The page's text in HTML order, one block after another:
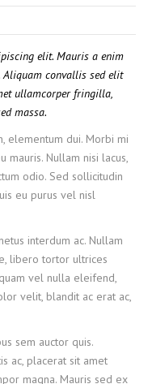
elit. Mauris a enim
Aliquam convallis sed elit
ullamcorper fringilla,
massa.
elementum dui. Morbi mi
mauris. Nullam nisi lacus,
odio. Sed sollicitudin
eu purus vel nisl
interdum ac. Nullam
libero tortor ultrices
vel nulla eleifend,
velit, blandit ac erat ac,
sem auctor quis.
ac, placerat sit amet
magna. Mauris sed ex